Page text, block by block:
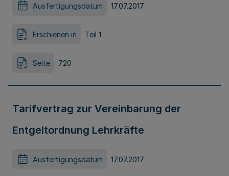
Ausfertigungsdatum 17.07.2017
Erschienen in Teil 1
Seite 720
Tarifvertrag zur Vereinbarung der
Entgeltordnung Lehrkräfte
Ausfertigungsdatum 17.07.2017